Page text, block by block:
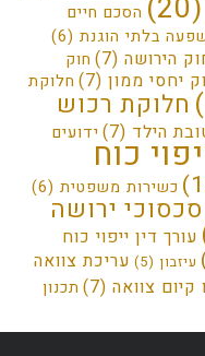
הסכם חיים
בלתי הוגנת(6)
הירושה(7)
חוק
יחסי ממון(7)
חלוקת
חלוקת רכוש
הילד(7)
ידועיםכוח
כשירות משפטית(6)
ירושה
דין ייפוי כוח
עיזבון(5)
עריכת צוואה
צוואה(7)
תכנון